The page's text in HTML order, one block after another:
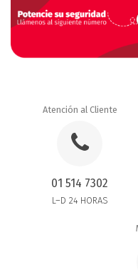
Atención al Cliente
01 514 7302
L–D 24 HORAS